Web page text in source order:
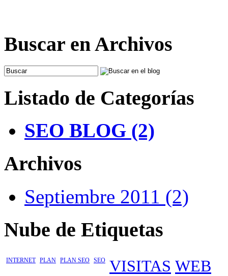
Buscar en Archivos
Listado de Categorías
SEO BLOG (2)
Archivos
Septiembre 2011 (2)
Nube de Etiquetas
INTERNET PLAN PLAN SEO SEO VISITAS WEB